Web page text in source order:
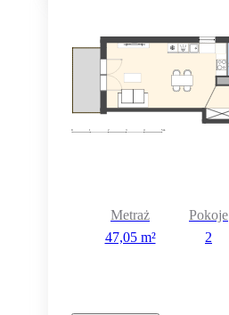
Metraż
47,05 m²
Pokoje
2